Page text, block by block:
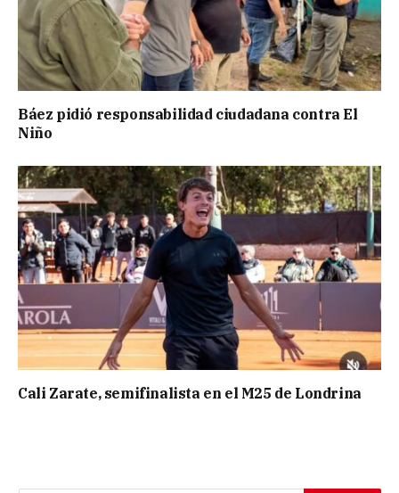
Báez pidió responsabilidad ciudadana contra El
Niño
Cali Zarate, semifinalista en el M25 de Londrina